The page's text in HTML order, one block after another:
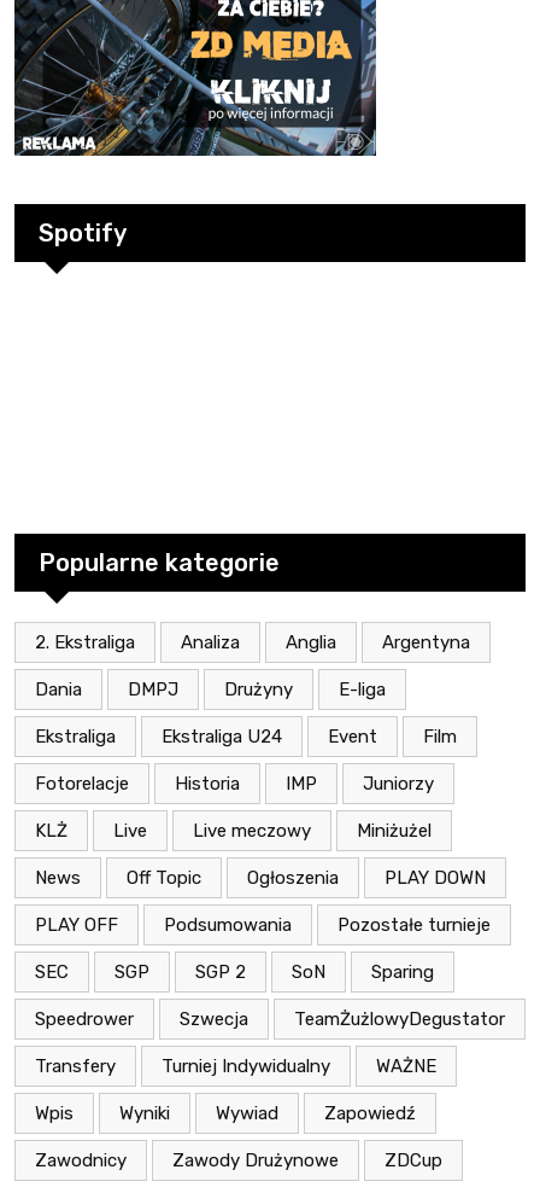
Spotify
Popularne kategorie
2. Ekstraliga Analiza Anglia Argentyna
Dania DMPJ Drużyny E-liga
Ekstraliga Ekstraliga U24 Event Film
Fotorelacje Historia IMP Juniorzy
KLŻ Live Live meczowy Miniżużel
News Off Topic Ogłoszenia PLAY DOWN
PLAY OFF Podsumowania Pozostałe turnieje
SEC SGP SGP 2 SoN Sparing
Speedrower Szwecja TeamŻużlowyDegustator
Transfery Turniej Indywidualny WAŻNE
Wpis Wyniki Wywiad Zapowiedź
Zawodnicy Zawody Drużynowe ZDCup